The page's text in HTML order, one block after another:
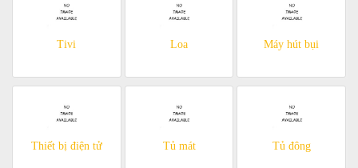
Tivi Loa Máy hút bụi
Thiết bị điện tử Tủ mát Tủ đông